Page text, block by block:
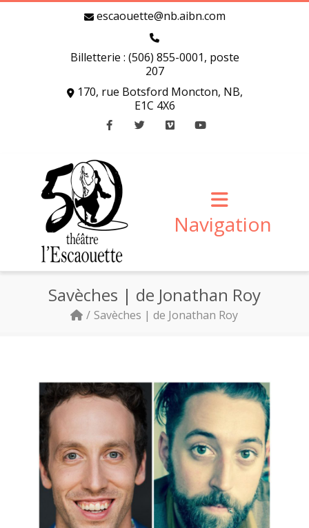
escaouette@nb.aibn.com
Billetterie : (506) 855-0001, poste
207
170, rue Botsford Moncton, NB,
E1C 4X6
Navigation
Savèches | de Jonathan Roy
Savèches | de Jonathan Roy